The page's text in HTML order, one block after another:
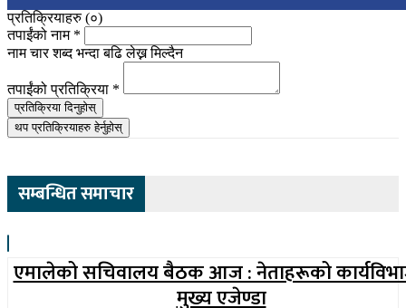
प्रतिक्रियाहरु (०)
तपाईंको नाम *
नाम चार शब्द भन्दा बढि लेख्न मिल्दैन
तपाईंको प्रतिक्रिया *
प्रतिक्रिया दिनुहोस्
थप प्रतिक्रियाहरु हेर्नुहोस्
सम्बन्धित समाचार
एमालेको सचिवालय बैठक आज : नेताहरूको
मुख्य एजेण्डा